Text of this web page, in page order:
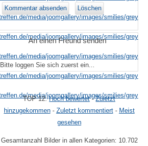
An einen Freund senden
Bitte loggen Sie sich zuerst ein...
TOP 12:Hoch bewertet-Zuletzt
hinzugekommen- Zuletzt kommentiert- Meist
gesehen
Gesamtanzahl Bilder in allen Kategorien: 10.702